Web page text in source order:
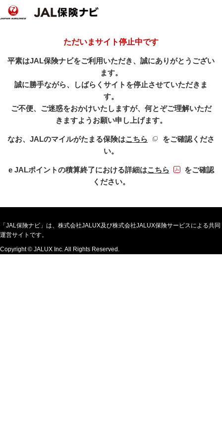
ただいまサイト停止中です
平素はJAL保険ナビをご利用いただき、誠にありがとうござい
ます。
誠に勝手ながら、しばらくサイトを停止させていただきま
す。
ご不便、ご迷惑をおかけいたしますが、何とぞご理解いただ
きますようお願い申し上げます。
なお、JALのマイルがたまる保険はこちら 新規ウィンドウを開
をご確認くださ
い。
e JALポイントの積算終了における詳細はこちらPDFファイル
をご確認
ください。
「JAL保険ナビ」は、株式会社JALUX及び株式会社JALUX保険サービスによる共同
運営サイトです。
Copyright © JALUX Inc. All Rights Reserved.